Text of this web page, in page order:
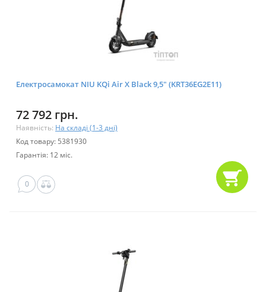
Електросамокат NIU KQi Air X Black 9,5" (KRT36EG2E11)
72 792 грн.
Наявність: На складі (1-3 дні)
Код товару: 5381930
Гарантія: 12 міс.
0